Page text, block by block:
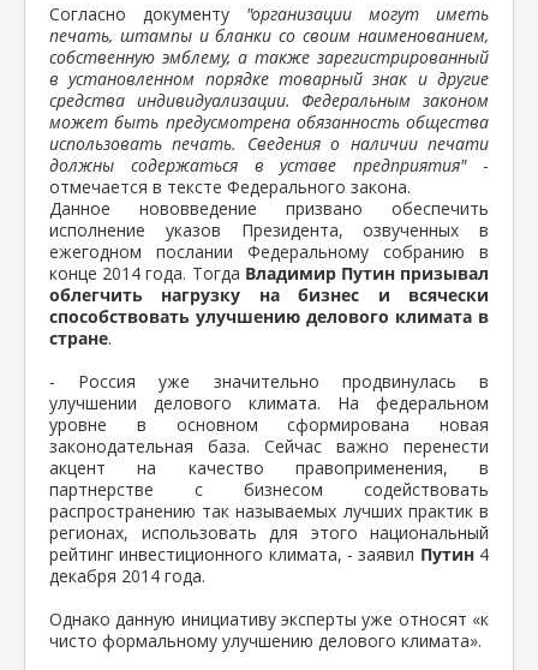
Согласно документу "организации могут иметь
печать, штампы и бланки со своим наименованием,
собственную эмблему, а также зарегистрированный
в установленном порядке товарный знак и другие
средства индивидуализации. Федеральным законом
может быть предусмотрена обязанность общества
использовать печать. Сведения о наличии печати
должны содержаться в уставе предприятия"-
отмечается в тексте Федерального закона.
Данное нововведение призвано обеспечить
исполнение указов Президента, озвученных в
ежегодном послании Федеральному собранию в
конце 2014 года. Тогда Владимир Путин призывал
облегчить нагрузку на бизнес и всячески
способствовать улучшению делового климата в
стране.
- Россия уже значительно продвинулась в
улучшении делового климата. На федеральном
уровне в основном сформирована новая
законодательная база. Сейчас важно перенести
акцент на качество правоприменения, в
партнерстве с бизнесом содействовать
распространению так называемых лучших практик в
регионах, использовать для этого национальный
рейтинг инвестиционного климата, - заявил Путин4
декабря 2014 года.
Однако данную инициативу эксперты уже относят «к
чисто формальному улучшению делового климата».